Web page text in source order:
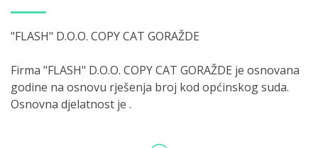
"FLASH" D.O.O. COPY CAT GORAŽDE
Firma "FLASH" D.O.O. COPY CAT GORAŽDE je osnovana
godine na osnovu rješenja broj kod općinskog suda.
Osnovna djelatnost je .